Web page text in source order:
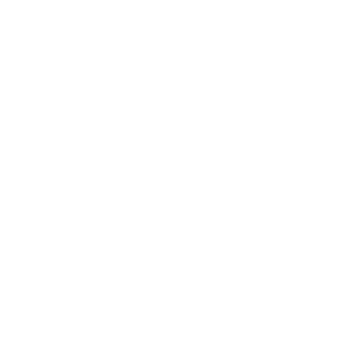
biliyorum, çok güzel bir çiçekti. Sıra dışı aranjmanlar
sitelerle karşılaştırıldığında daha uygun olduğunu
tşkler
kaldım
Aranjmana bayıldım. Daha çok çeşit bekliyorum sizlerden